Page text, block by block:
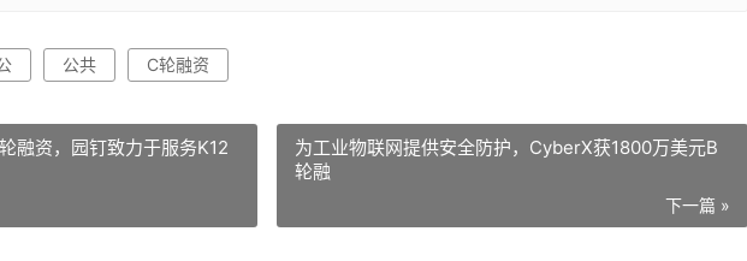
公共 C轮融资
融资，园钉致力于服务K12
为工业物联网提供安全防护，CyberX获1800万美元B
轮融
下一篇 »